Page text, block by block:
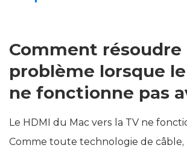
Comment résoudre
problème lorsque le
ne fonctionne pas
Le HDMI du Mac vers la TV ne
Comme toute technologie de câble,